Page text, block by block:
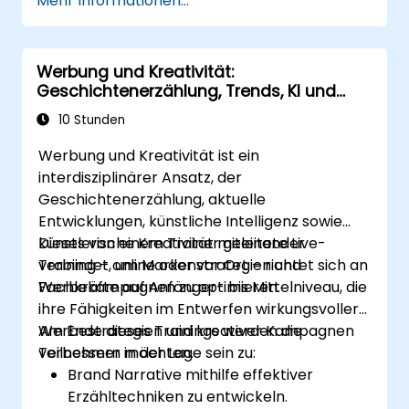
Dienstleistungen vorzuschlagen.
Maßnahmen zur internen Veränderung
sowie zur Förderung einer digital
geprägten Unternehmenskultur zu
planen, um die Einführung von KI zu
unterstützen.
engagierende Kommunikationsstrategien
für Schulen und potenzielle Studierende
zu gestalten.
Werbung und Kreativität:
Geschichtenerzählung, Trends, KI und
Kunst10 Stunden
Werbung und Kreativität ist ein
interdisziplinärer Ansatz, der
Geschichtenerzählung, aktuelle
Entwicklungen, künstliche Intelligenz sowie
künstlerische Kreativität miteinander
verbindet, um Markenstrategien und
Werbekampagnen zu optimieren.
Dieses von einem Trainer geleitete Live-
Training – online oder vor Ort – richtet sich an
Fachkräfte auf Anfänger- bis Mittelniveau, die
ihre Fähigkeiten im Entwerfen wirkungsvoller
Werbestrategien und kreativer Kampagnen
verbessern möchten.
Am Ende dieses Trainings werden die
Teilnehmer in der Lage sein zu:
Brand Narrative mithilfe effektiver
Erzähltechniken zu entwickeln.